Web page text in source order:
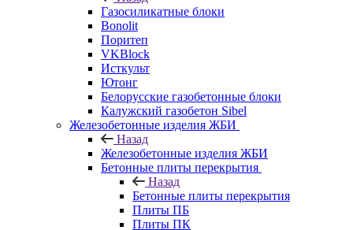
Газосиликатные блоки
Bonolit
Поритеп
VKBlock
Исткульт
Ютонг
Белорусские газобетонные блоки
Калужский газобетон Sibel
Железобетонные изделия ЖБИ
Назад
Железобетонные изделия ЖБИ
Бетонные плиты перекрытия
Назад
Бетонные плиты перекрытия
Плиты ПБ
Плиты ПК